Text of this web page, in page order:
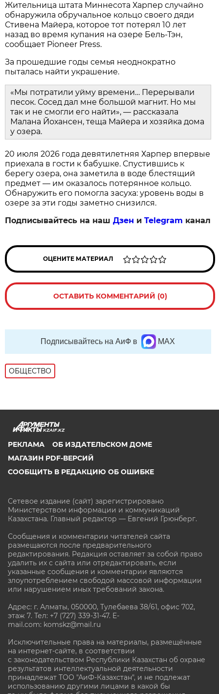
Жительница штата Миннесота Харпер случайно
обнаружила обручальное кольцо своего дяди
Стивена Майера, которое тот потерял 10 лет
назад во время купания на озере Бель-Тэн,
сообщает Pioneer Press.
За прошедшие годы семья неоднократно
пыталась найти украшение.
«Мы потратили уйму времени… Перерывали
песок. Сосед дал мне большой магнит. Но мы
так и не смогли его найти», — рассказала
Малана Йохансен, теща Майера и хозяйка дома
у озера.
20 июля 2026 года девятилетняя Харпер впервые
приехала в гости к бабушке. Спустившись к
берегу озера, она заметила в воде блестящий
предмет — им оказалось потерянное кольцо.
Обнаружить его помогла засуха: уровень воды в
озере за эти годы заметно снизился.
Подписывайтесь на нашДзен иTelegram канал
ОЦЕНИТЕ МАТЕРИАЛ
ОСТАВИТЬ КОММЕНТАРИЙ (0)
Подписывайтесь на АиФ в MAX
ОБЩЕСТВО
KZAIF.KZ
РЕКЛАМА
ОБ ИЗДАТЕЛЬСКОМ ДОМЕ
МАГАЗИН PDF-ВЕРСИЙ
СООБЩИТЬ В РЕДАКЦИЮ ОБ ОШИБКЕ
Сетевое издание (сайт) зарегистрировано
Министерством информации и коммуникаций
Казахстана. Главный редактор — Евгений Грюнберг.
Сообщения и комментарии читателей сайта
размещаются после предварительного
редактирования. Редакция оставляет за собой право
удалить их с сайта или отредактировать, если
указанные сообщения и комментарии являются
злоупотреблением свободой массовой информации
или нарушением иных требований закона.
Адрес: г. Алматы, 050000, Тулебаева 38/61, офис 702,
этаж 7. Тел: +7 (727) 339-31-47. E-
mail.com: komskz@mail.ru
Исключительные права на материалы, размещённые
на интернет-сайте, в соответствии
с законодательством Республики Казахстан об охране
результатов интеллектуальной деятельности
принадлежат ТОО "АиФ-Казахстан", и не подлежат
использованию другими лицами в какой бы